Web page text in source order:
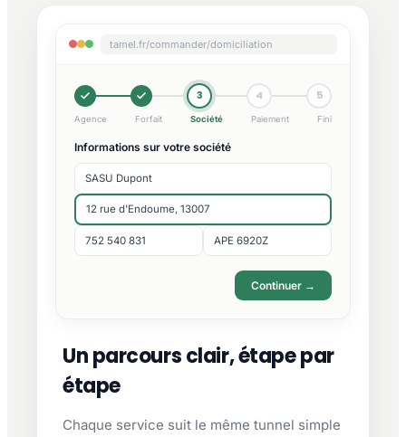
tamel.fr/commander/domiciliation
3 4 5
Agence Forfait Société Paiement Fini
Informations sur votre société
SASU Dupont
12 rue d'Endoume, 13007
752 540 831 APE 6920Z
Continuer →
Un parcours clair, étape par
étape
Chaque service suit le même tunnel simple